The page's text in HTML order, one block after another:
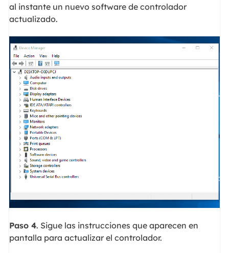
al instante un nuevo software de controlador
actualizado.
Paso 4. Sigue las instrucciones que aparecen en
pantalla para actualizar el controlador.